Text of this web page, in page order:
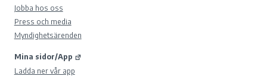
Jobba hos oss
Press och media
Myndighetsärenden
Mina sidor/App
Ladda ner vår app